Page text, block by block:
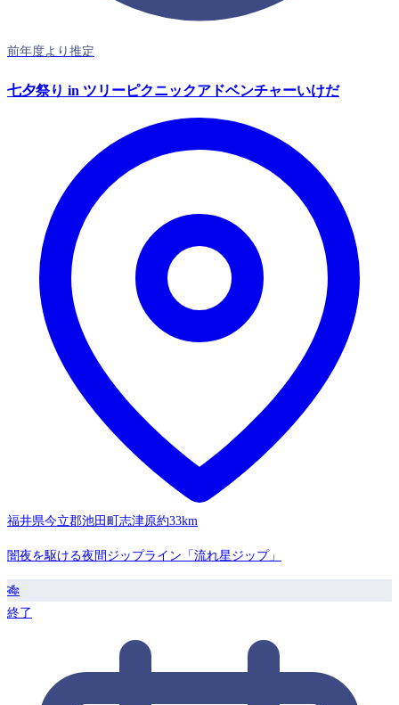
前年度より推定
七夕祭り in ツリーピクニックアドベンチャーいけだ
福井県今立郡池田町志津原約33km
闇夜を駆ける夜間ジップライン「流れ星ジップ」
🎋
終了